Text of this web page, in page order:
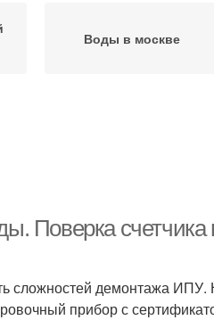
Воды в москве
Поверка
сложностей демонтажа
прибор с